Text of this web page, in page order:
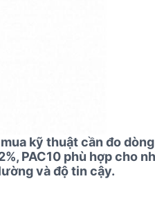
kỹ thuật cần đo
PAC10 phù hợp cho
và độ tin cậy.